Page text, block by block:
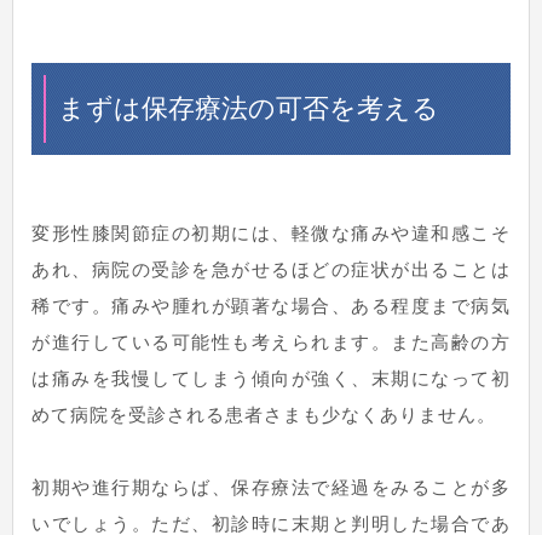
まずは保存療法の可否を考える
変形性膝関節症の初期には、軽微な痛みや違和感こそ
あれ、病院の受診を急がせるほどの症状が出ることは
稀です。痛みや腫れが顕著な場合、ある程度まで病気
が進行している可能性も考えられます。また高齢の方
は痛みを我慢してしまう傾向が強く、末期になって初
めて病院を受診される患者さまも少なくありません。
初期や進行期ならば、保存療法で経過をみることが多
いでしょう。ただ、初診時に末期と判明した場合であ